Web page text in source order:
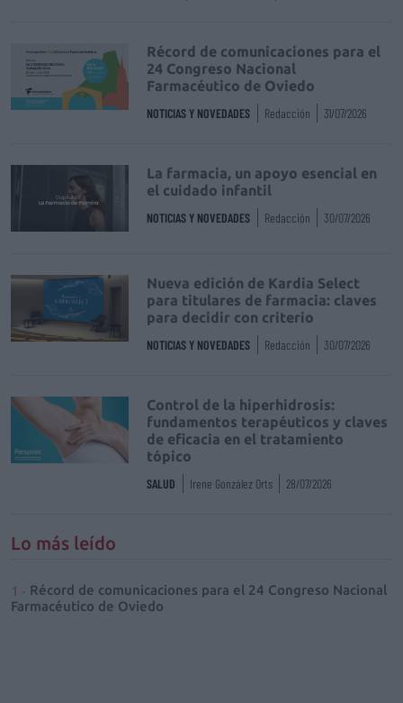
Récord de comunicaciones para el
24 Congreso Nacional
Farmacéutico de Oviedo
NOTICIAS Y NOVEDADES Redacción 31/07/2026
La farmacia, un apoyo esencial en
el cuidado infantil
NOTICIAS Y NOVEDADES Redacción 30/07/2026
Nueva edición de Kardia Select
para titulares de farmacia: claves
para decidir con criterio
NOTICIAS Y NOVEDADES Redacción 30/07/2026
Control de la hiperhidrosis:
fundamentos terapéuticos y claves
de eficacia en el tratamiento
tópico
SALUD Irene González Orts 28/07/2026
Lo más leído
Récord de comunicaciones para el 24 Congreso Nacional
Farmacéutico de Oviedo